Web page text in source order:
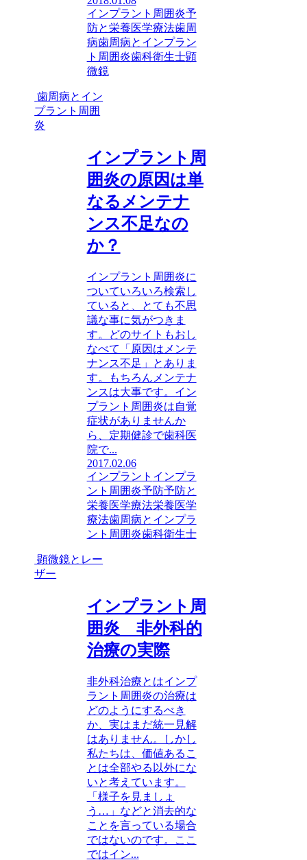
インプラント周囲炎予
防と栄養医学療法歯周
病歯周病とインプラン
ト周囲炎歯科衛生士顕
微鏡
歯周病とイン
プラント周囲
炎
インプラント周
囲炎の原因は単
なるメンテナ
ンス不足なの
か？
インプラント周囲炎に
ついていろいろ検索し
ていると、とても不思
議な事に気がつきま
す。どのサイトもおし
なべて「原因はメンテ
ナンス不足」とありま
す。もちろんメンテナ
ンスは大事です。イン
プラント周囲炎は自覚
症状がありませんか
ら、定期健診で歯科医
院で...
2017.02.06
インプラント インプラ
ント周囲炎予防予防と
栄養医学療法栄養医学
療法歯周病とインプラ
ント周囲炎歯科衛生士
顕微鏡とレー
ザー
インプラント周
囲炎 非外科的
治療の実際
非外科治療とはインプ
ラント周囲炎の治療は
どのようにするべき
か、実はまだ統一見解
はありません。しかし
私たちは、価値あるこ
とは全部やる以外にな
いと考えています。
「様子を見ましょ
う…」などと消去的な
ことを言っている場合
ではないのです。ここ
ではイン...